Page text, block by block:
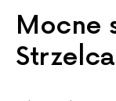
Mocne